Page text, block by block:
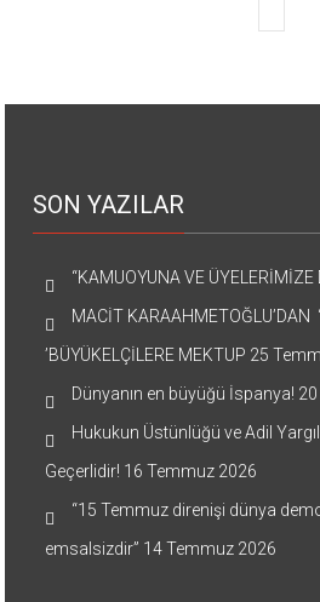
SON YAZILAR
“KAMUOYUNA VE ÜYELERİMİZE
MACİT KARAAHMETOĞLU’DAN
’BÜYÜKELÇİLERE MEKTUP 25
Dünyanın en büyüğü İspanya!
Hukukun Üstünlüğü ve Adil
Geçerlidir! 16 Temmuz 2026
“15 Temmuz direnişi dünya
emsalsizdir” 14 Temmuz 2026